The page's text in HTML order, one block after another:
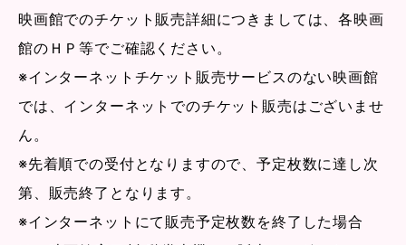
映画館でのチケット販売詳細につきましては、各映画
館のＨＰ等でご確認ください。
※インターネットチケット販売サービスのない映画館
では、インターネットでのチケット販売はございませ
ん。
※先着順での受付となりますので、予定枚数に達し次
第、販売終了となります。
※インターネットにて販売予定枚数を終了した場合